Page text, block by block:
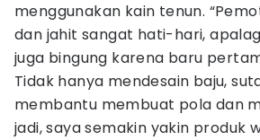
menggunakan kain tenun.
dan jahit sangat hati-hari,
juga bingung karena baru
Tidak hanya mendesain baju,
membantu membuat pola dan
jadi, saya semakin yakin produk